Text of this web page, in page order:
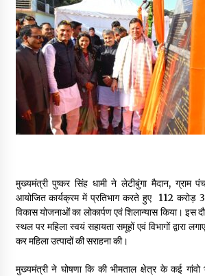
May 16, 2022
Thought Of The Day 14 May
May 14, 2022
Thought Of The Day 13 May
May 13, 2022
Thought Of The Day 12 May
May 12, 2022
Thought Of The Day 11 May
मुख्यमंत्री पुष्कर सिंह धामी ने लेटीबुंगा मैदान, ग्राम
आयोजित कार्यक्रम में प्रतिभाग करते हुए ₹ 112
विकास योजनाओं का लोकार्पण एवं शिलान्यास किया। इस
स्थल पर महिला स्वयं सहायता समूहों एवं विभागों द्वारा
कर महिला उत्पादों की सराहना की।
मुख्यमंत्री ने घोषणा कि की भीमताल क्षेत्र के कई गांवो